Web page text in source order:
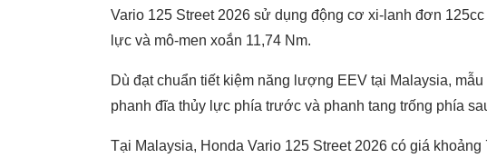
Vario 125 Street 2026 sử dụng động cơ xi-lanh đơn
lực và mô-men xoắn 11,74 Nm.
Dù đạt chuẩn tiết kiệm năng lượng EEV tại Malaysia,
phanh đĩa thủy lực phía trước và phanh tang trống phía
Tại Malaysia, Honda Vario 125 Street 2026 có giá